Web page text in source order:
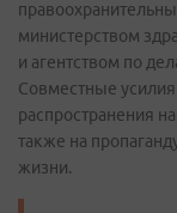
министерством
и агентством по
Совместные
распространения
также на
жизни.